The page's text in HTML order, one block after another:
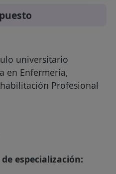
universitario
en Enfermería,
Profesional
especialización: